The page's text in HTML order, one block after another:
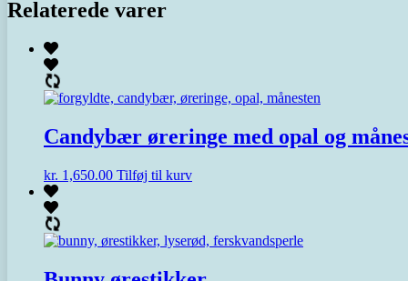
Relaterede varer
Candybær øreringe med opal og
kr. 1,650.00 Tilføj til kurv